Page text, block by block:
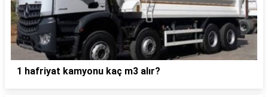
1 hafriyat kamyonu kaç m3 alır?